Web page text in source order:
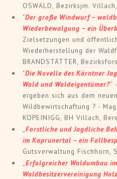
OSWALD, Bezirksjm.
"Der große Windwurf –
Wiederbewalgung – ein
Zielsetzungen und
Wiederherstellung der
BRANDSTÄTTER,
"Die Novelle des Kärntner
Wald und Waldeigentümer?“
ergeben sich aus dem
Wildbewirtschaftung ? -
KOPEINIGG, BH Villach,
„Forstliche und Jagdliche
im Kaprunertal – ein
Gutsverwaltung Fischhorn,
„Erfolgreicher Waldumbau
Waldbesitzervereinigung